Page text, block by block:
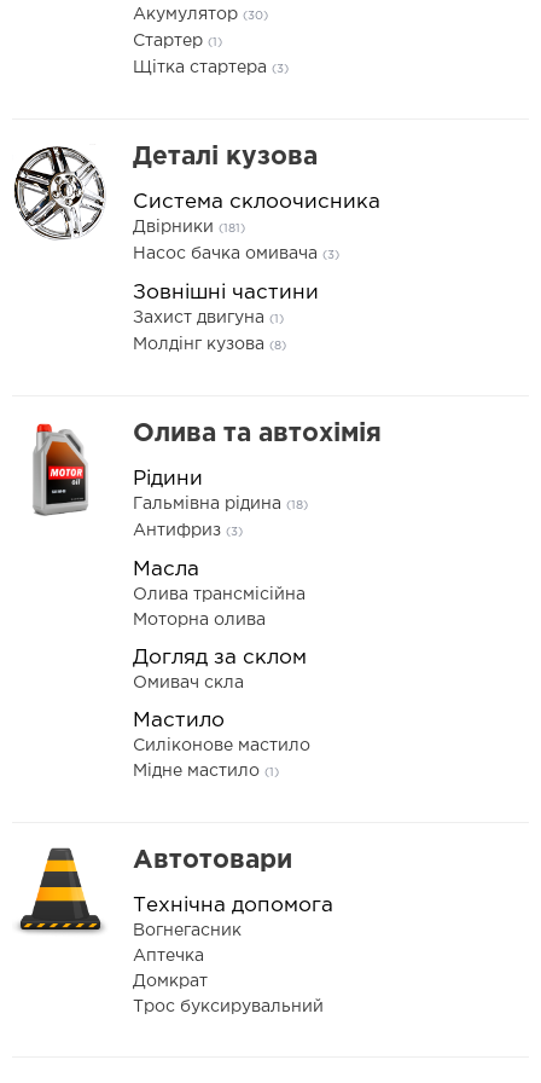
Акумулятор (30)
Стартер (1)
Щітка стартера (3)
Деталі кузова
Система склоочисника
Двірники (181)
Насос бачка омивача (3)
Зовнішні частини
Захист двигуна (1)
Молдінг кузова (8)
Олива та автохімія
Рідини
Гальмівна рідина (18)
Антифриз (3)
Масла
Олива трансмісійна
Моторна олива
Догляд за склом
Омивач скла
Мастило
Силіконове мастило
Мідне мастило (1)
Автотовари
Технічна допомога
Вогнегасник
Аптечка
Домкрат
Трос буксирувальний